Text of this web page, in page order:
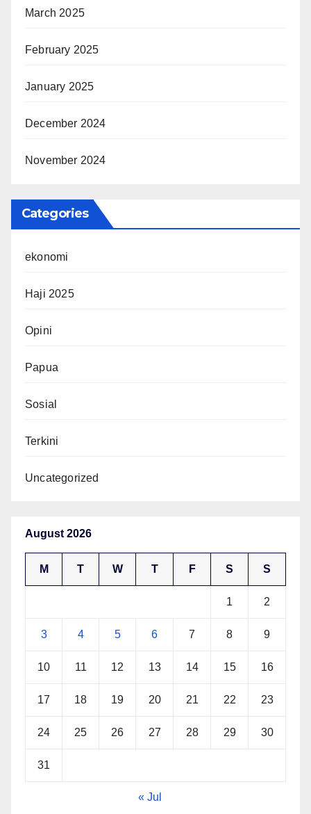
March 2025
February 2025
January 2025
December 2024
November 2024
Categories
ekonomi
Haji 2025
Opini
Papua
Sosial
Terkini
Uncategorized
August 2026
M T W T F S S
1 2
3 4 5 6 7 8 9
10 11 12 13 14 15 16
17 18 19 20 21 22 23
24 25 26 27 28 29 30
31
« Jul